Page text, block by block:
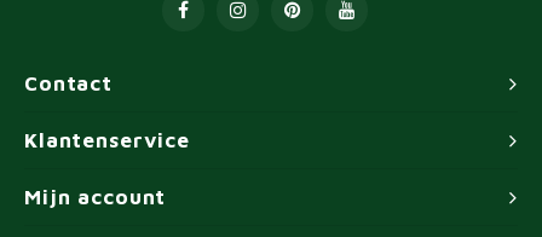
Contact
Klantenservice
Mijn account